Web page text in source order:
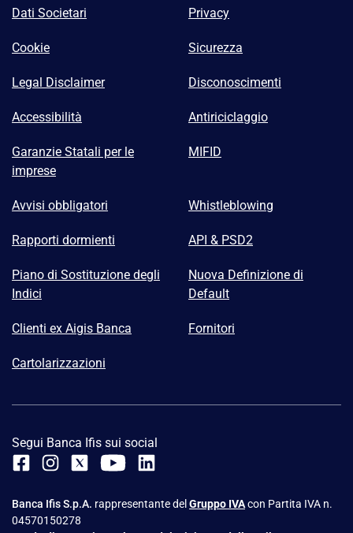
Dati Societari Privacy
Cookie Sicurezza
Legal Disclaimer Disconoscimenti
Accessibilità Antiriciclaggio
Garanzie Statali per le
imprese
MIFID
Avvisi obbligatori Whistleblowing
Rapporti dormienti API & PSD2
Piano di Sostituzione degli
Indici
Nuova Definizione di
Default
Clienti ex Aigis Banca Fornitori
Cartolarizzazioni
Segui Banca Ifis sui social
Banca Ifis S.p.A. rappresentante del Gruppo IVAcon Partita IVA n.
04570150278